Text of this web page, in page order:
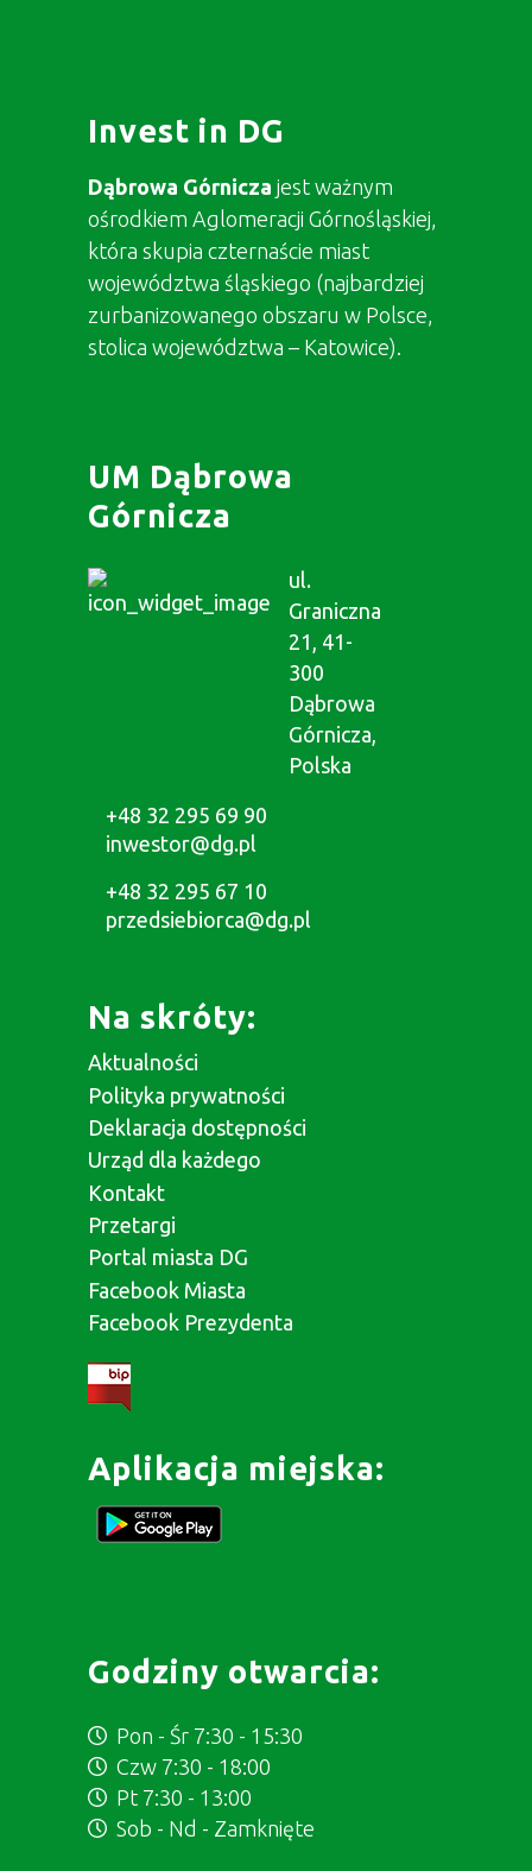
Invest in DG
Dąbrowa Górnicza jest ważnym
ośrodkiem Aglomeracji Górnośląskiej,
która skupia czternaście miast
województwa śląskiego (najbardziej
zurbanizowanego obszaru w Polsce,
stolica województwa – Katowice).
UM Dąbrowa
Górnicza
ul.
Graniczna
21, 41-
300
Dąbrowa
Górnicza,
Polska
+48 32 295 69 90
inwestor@dg.pl
+48 32 295 67 10
przedsiebiorca@dg.pl
Na skróty:
Aktualności
Polityka prywatności
Deklaracja dostępności
Urząd dla każdego
Kontakt
Przetargi
Portal miasta DG
Facebook Miasta
Facebook Prezydenta
Aplikacja miejska:
Godziny otwarcia:
Pon - Śr 7:30 - 15:30
Czw 7:30 - 18:00
Pt 7:30 - 13:00
Sob - Nd - Zamknięte